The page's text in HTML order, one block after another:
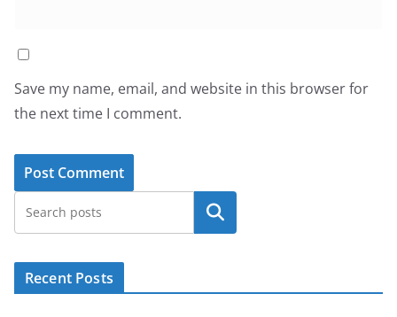
Save my name, email, and website in this browser for
the next time I comment.
Search
Recent Posts